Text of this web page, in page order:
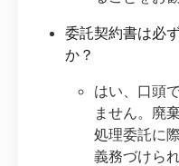
委託契約書は必
か？
はい、口頭
ません。廃
処理委託に
義務づけら